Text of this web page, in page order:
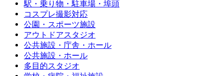
駅・乗り物・駐車場・埠頭
コスプレ撮影対応
公園・スポーツ施設
アウトドアスタジオ
公共施設・庁舎・ホール
公共施設・ホール
多目的スタジオ